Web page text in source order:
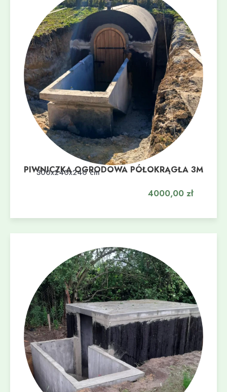
PIWNICZKA OGRODOWA PÓŁOKRĄGŁA 3M
300x240x240 cm
4000,00 zł
Dodaj do koszyka